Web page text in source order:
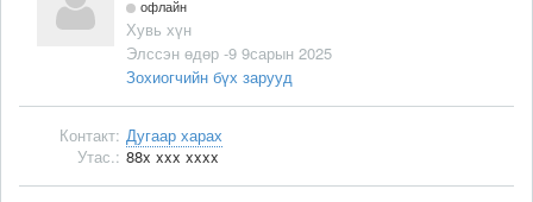
офлайн
Хувь хүн
Элссэн өдөр -9 9сарын 2025
Зохиогчийн бүх зарууд
Контакт: Дугаар харах
Утас.: 88x xxx xxxx